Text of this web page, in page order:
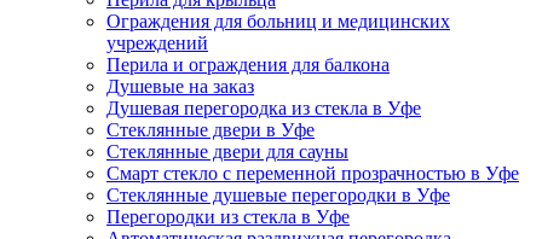
Ограждения для больниц и медицинских
учреждений
Перила и ограждения для балкона
Душевые на заказ
Душевая перегородка из стекла в Уфе
Стеклянные двери в Уфе
Стеклянные двери для сауны
Смарт стекло с переменной прозрачностью в Уфе
Стеклянные душевые перегородки в Уфе
Перегородки из стекла в Уфе